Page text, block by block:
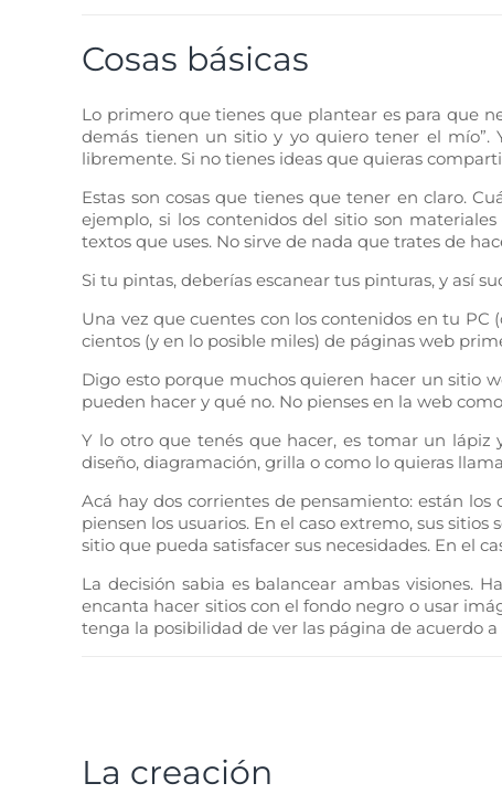
Cosas básicas
Lo primero que tienes que plantear es para que
demás tienen un sitio y yo quiero tener el
libremente. Si no tienes ideas que quieras
Estas son cosas que tienes que tener en claro.
ejemplo, si los contenidos del sitio son
textos que uses. No sirve de nada que trates de
Si tu pintas, deberías escanear tus pinturas, y así
Una vez que cuentes con los contenidos en tu PC
cientos (y en lo posible miles) de páginas web
Digo esto porque muchos quieren hacer un sitio
pueden hacer y qué no. No pienses en la web
Y lo otro que tenés que hacer, es tomar un lápiz
diseño, diagramación, grilla o como lo quieras
Acá hay dos corrientes de pensamiento: están
piensen los usuarios. En el caso extremo, sus
sitio que pueda satisfacer sus necesidades. En el
La decisión sabia es balancear ambas visiones.
encanta hacer sitios con el fondo negro o usar
tenga la posibilidad de ver las página de acuerdo
La creación